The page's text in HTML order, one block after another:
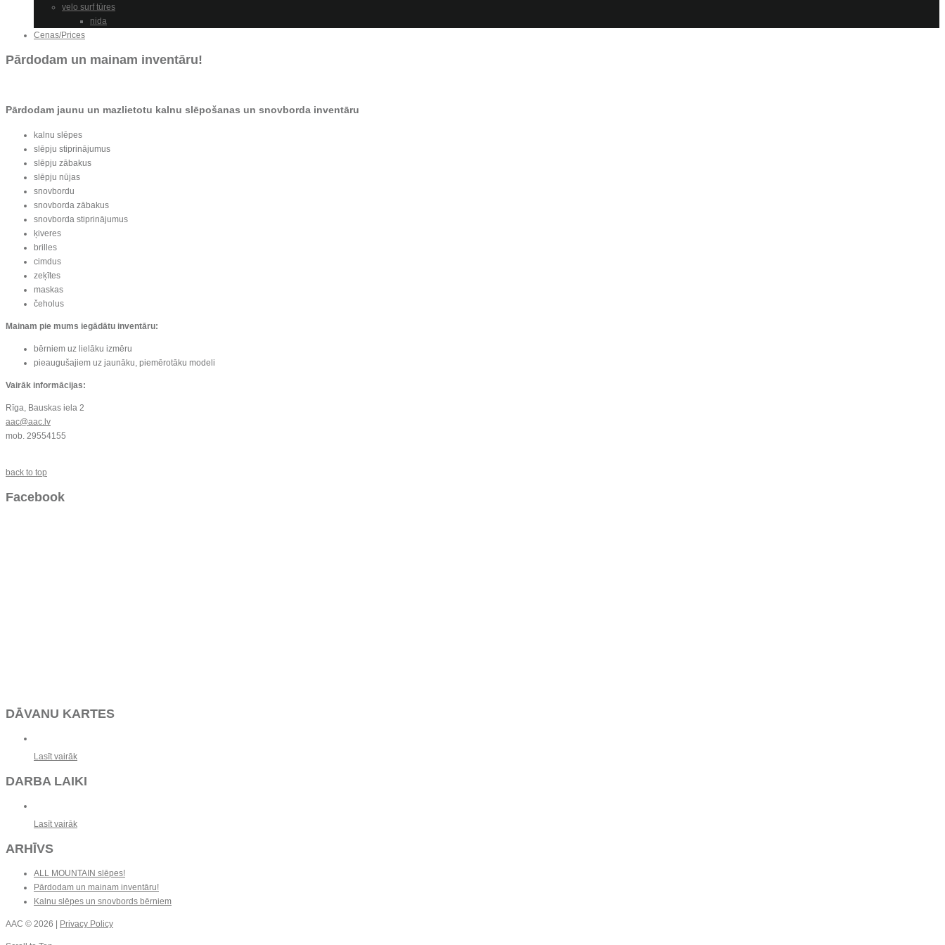
velo surf tūres
nida
Cenas/Prices
Pārdodam un mainam inventāru!
Pārdodam jaunu un mazlietotu kalnu slēpošanas un snovborda inventāru
kalnu slēpes
slēpju stiprinājumus
slēpju zābakus
slēpju nūjas
snovbordu
snovborda zābakus
snovborda stiprinājumus
ķiveres
brilles
cimdus
zeķītes
maskas
čeholus
Mainam pie mums iegādātu inventāru:
bērniem uz lielāku izmēru
pieaugušajiem uz jaunāku, piemērotāku modeli
Vairāk informācijas:
Rīga, Bauskas iela 2
aac@aac.lv
mob. 29554155
back to top
Facebook
DĀVANU KARTES
Lasīt vairāk
DARBA LAIKI
Lasīt vairāk
ARHĪVS
ALL MOUNTAIN slēpes!
Pārdodam un mainam inventāru!
Kalnu slēpes un snovbords bērniem
AAC © 2026 | Privacy Policy